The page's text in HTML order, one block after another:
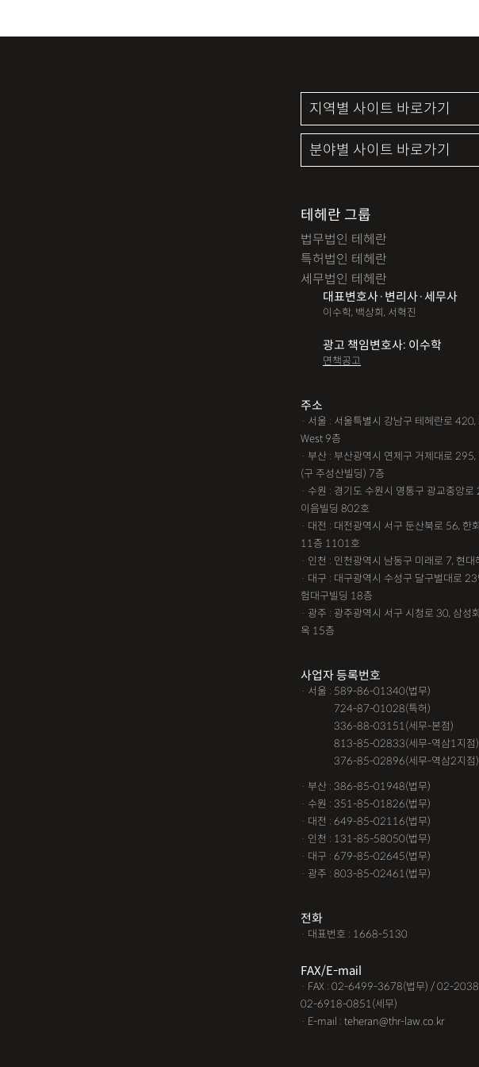
테헤란 그룹
법무법인 테헤란
특허법인 테헤란
세무법인 테헤란
대표변호사·변리사·세무사
이수학, 백상희, 서혁진
광고 책임변호사: 이수학
면책공고
주소
· 서울 : 서울특별시 강남구 테헤란로 420,
West 9층
· 부산 : 부산광역시 연제구 거제대로 295,
(구 주성산빌딩) 7층
· 수원 : 경기도 수원시 영통구 광교중앙
이음빌딩 802호
· 대전 : 대전광역시 서구 둔산북로 56, 한
11층 1101호
· 인천 : 인천광역시 남동구 미래로 7, 현
· 대구 : 대구광역시 수성구 달구벌대로
험대구빌딩 18층
· 광주 : 광주광역시 서구 시청로 30, 삼성
옥 15층
사업자 등록번호
· 서울 : 589-86-01340(법무)
724-87-01028(특허)
336-88-03151(세무-본점)
813-85-02833(세무-역삼1지점)
376-85-02896(세무-역삼2지점)
· 부산 : 386-85-01948(법무)
· 수원 : 351-85-01826(법무)
· 대전 : 649-85-02116(법무)
· 인천 : 131-85-58050(법무)
· 대구 : 679-85-02645(법무)
· 광주 : 803-85-02461(법무)
전화
· 대표번호 : 1668-5130
FAX/E-mail
· FAX : 02-6499-3678(법무) / 02-
02-6918-0851(세무)
· E-mail : teheran@thr-law.co.kr